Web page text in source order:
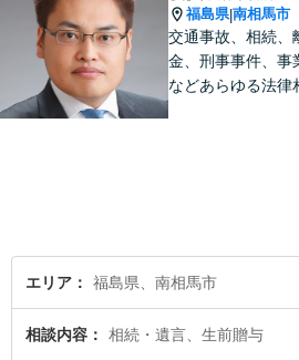
福島県|南相馬市
交通事故、相続、
金、刑事事件、事
などあらゆる法律
エリア 福島県、南相馬市
相談内容 相続・遺言、生前贈与